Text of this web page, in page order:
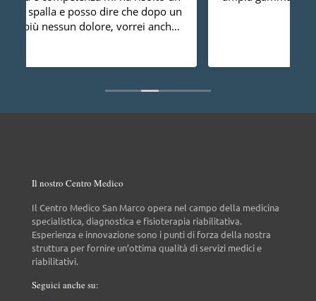
Il nostro Centro Medico
Il Centro Medico San Marco opera nel campo della medicina
specialistica, diagnostica e fisioterapia riabilitativa.
Esperienza e innovazione sono i punti di forza della nostra
struttura per fornire un’ottima qualità di servizi medici e
riabilitativi.
Seguici anche su: